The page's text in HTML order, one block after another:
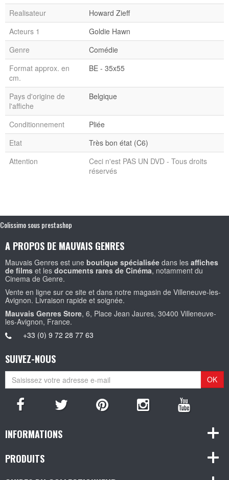
Realisateur
Howard Zieff
Acteurs 1
Goldie Hawn
Genre
Comédie
Format approx. en
cm.
BE - 35x55
Pays d'origine de
l'affiche
Belgique
Conditionnement
Pliée
Etat
Très bon état (C6)
Attention
Ceci n'est PAS UN DVD - Tous droits
réservés
Colissimo sous prestashop
A PROPOS DE MAUVAIS GENRES
Mauvais Genres est une boutique spécialisée dans les affiches
de films et les documents rares de Cinéma, notamment du
Cinema de Genre.
Vente en ligne sur ce site et dans notre magasin de Villeneuve-les-
Avignon. Livraison rapide et soignée.
Mauvais Genres Store, 6, Place Jean Jaures, 30400 Villeneuve-
les-Avignon, France.
+33 (0) 9 72 28 77 63
SUIVEZ-NOUS
OK
INFORMATIONS
PRODUITS